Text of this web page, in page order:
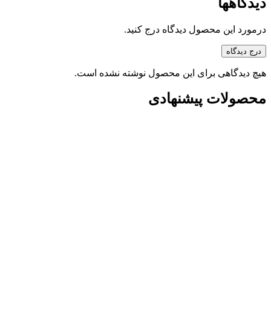
درمورد این محصول دیدگاه درج کنید.
درج دیدگاه
هیچ دیدگاهی برای این محصول نوشته نشده است.
محصولات پیشنهادی